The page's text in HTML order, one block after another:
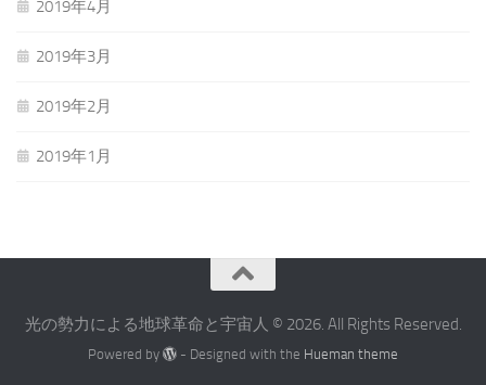
2019年4月
2019年3月
2019年2月
2019年1月
光の勢力による地球革命と宇宙人 © 2026. All Rights Reserved.
Powered by - Designed with the Hueman theme